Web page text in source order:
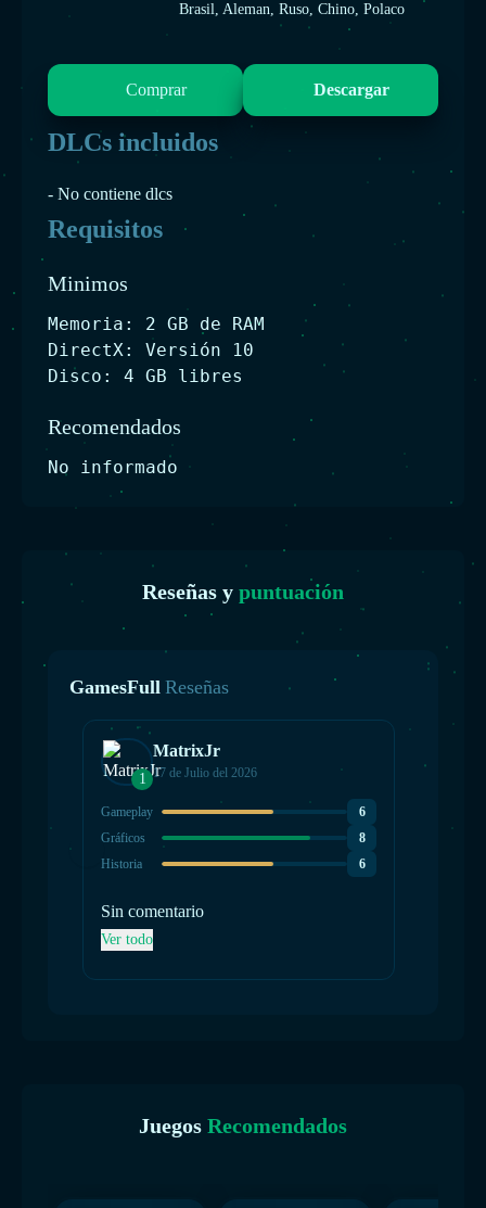
Brasil, Aleman, Ruso, Chino, Polaco
Comprar Descargar
DLCs incluidos
- No contiene dlcs
Requisitos
Minimos
Memoria: 2 GB de RAM
DirectX: Versión 10
Disco: 4 GB libres
Recomendados
No informado
Reseñas y puntuación
GamesFull Reseñas
1
MatrixJr
17 de Julio del 2026
Gameplay
6
Gráficos
8
Historia
6
Sin comentario
Ver todo
Juegos Recomendados